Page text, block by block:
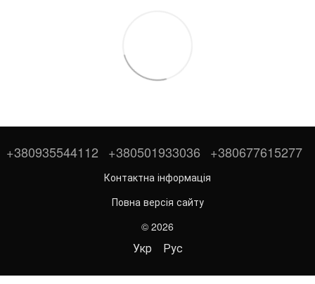
+380935544112 +380501933036 +380677615277
Контактна інформація
Повна версія сайту
© 2026
Укр Рус